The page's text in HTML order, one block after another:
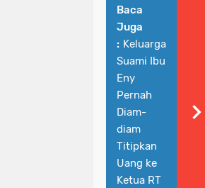
Baca
Juga
: Keluarga
Suami Ibu
Eny
Pernah
Diam-
diam
Titipkan
Uang ke
Ketua RT